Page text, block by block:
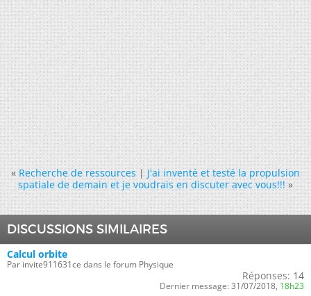
« Recherche de ressources|J'ai inventé et testé la propulsion
spatiale de demain et je voudrais en discuter avec vous!!! »
DISCUSSIONS SIMILAIRES
Calcul orbite
Par invite911631ce dans le forum Physique
Réponses: 14
Dernier message: 31/07/2018, 18h23